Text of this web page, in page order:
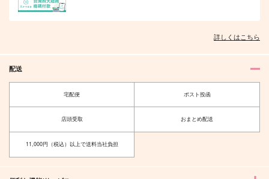
花垣武道総受け
作品詳細
佐野万次郎×花垣武道
詳しくはこちら
配送
宅配便 ポスト投函
店頭受取 おまとめ配送
11,000円（税込）以上で送料当社負担